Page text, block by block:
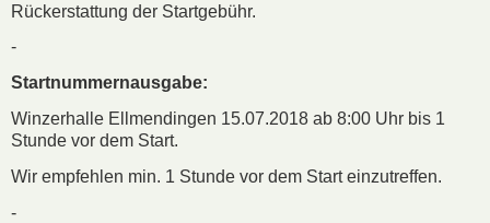
Rückerstattung der Startgebühr.
-
Startnummernausgabe:
Winzerhalle Ellmendingen 15.07.2018 ab 8:00 Uhr bis 1
Stunde vor dem Start.
Wir empfehlen min. 1 Stunde vor dem Start einzutreffen.
-